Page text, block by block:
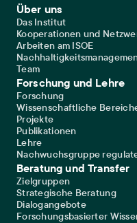
Footer Main Navigation
Über uns
Das Institut
Kooperationen und
Arbeiten am ISOE
Team
Forschung und Lehre
Forschung
Wissenschaftliche
Projekte
Publikationen
Lehre
Nachwuchsgruppe
Beratung und Transfer
Zielgruppen
Strategische Beratung
Dialogangebote
Forschungsbasierter